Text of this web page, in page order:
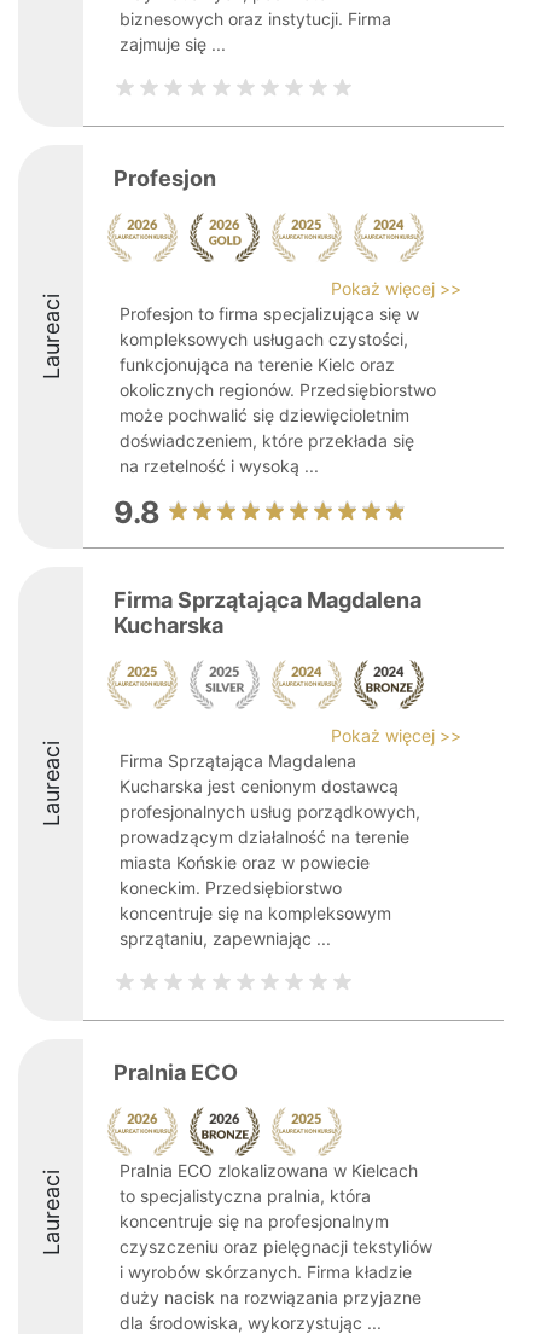
biznesowych oraz instytucji. Firma
zajmuje się ...
Laureaci
Profesjon
Pokaż więcej >>
Profesjon to firma specjalizująca się w
kompleksowych usługach czystości,
funkcjonująca na terenie Kielc oraz
okolicznych regionów. Przedsiębiorstwo
może pochwalić się dziewięcioletnim
doświadczeniem, które przekłada się
na rzetelność i wysoką ...
9.8
Laureaci
Firma Sprzątająca Magdalena
Kucharska
Pokaż więcej >>
Firma Sprzątająca Magdalena
Kucharska jest cenionym dostawcą
profesjonalnych usług porządkowych,
prowadzącym działalność na terenie
miasta Końskie oraz w powiecie
koneckim. Przedsiębiorstwo
koncentruje się na kompleksowym
sprzątaniu, zapewniając ...
Laureaci
Pralnia ECO
Pralnia ECO zlokalizowana w Kielcach
to specjalistyczna pralnia, która
koncentruje się na profesjonalnym
czyszczeniu oraz pielęgnacji tekstyliów
i wyrobów skórzanych. Firma kładzie
duży nacisk na rozwiązania przyjazne
dla środowiska, wykorzystując ...